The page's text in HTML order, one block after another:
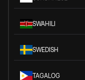
SWAHILI
SWEDISH
TAGALOG